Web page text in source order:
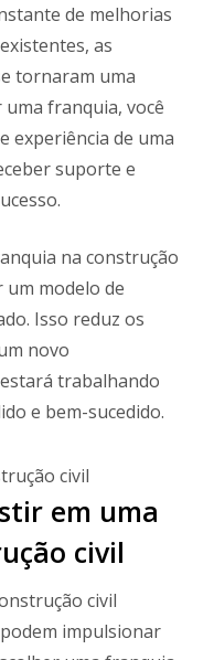
de melhorias
as
tornaram uma
franquia, você
experiência de uma
suporte e
na construção
um modelo de
Isso reduz os
novo
trabalhando
e bem-sucedido.
em uma
civil
civil
impulsionar